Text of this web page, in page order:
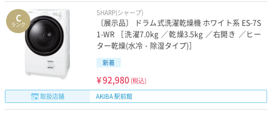
C
ランク
SHARP(シャープ)
〔展示品〕 ドラム式洗濯乾燥機 ホワイト系 ES-7S
1-WR ［洗濯7.0kg ／乾燥3.5kg ／右開き ／ヒー
ター乾燥(水冷・除湿タイプ)］
新着
¥92,980 (税込)
取扱店舗
AKIBA 駅前館